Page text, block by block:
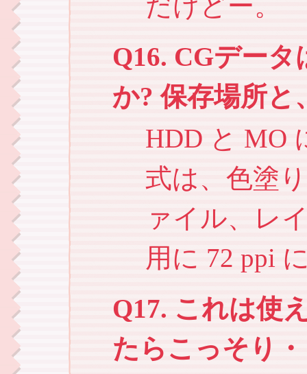
Q16. CGデー
か? 保存場所と
HDD と MO
式は、色塗
ァイル、レ
用に 72 ppi
Q17. これは使
たらこっそり